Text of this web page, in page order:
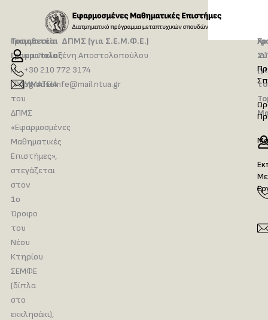
Τοποθεσία
Γραμματείας
Η
ΓΡΑΜΜΑΤΕΙΑ
του
ΔΠΜΣ
«Εφαρμοσμένες
Μαθηματικές
Επιστήμες»,
στεγάζεται
στον
1ο
Όροφο
του
Νέου
Κτηρίου
ΣΕΜΦΕ
(δίπλα
στο
εκκλησάκι),
Γραμματεία ΔΠΜΣ (για Σ.Ε.Μ.Φ.Ε.)
κ.α. Πολυξένη Αποστολοπούλου
+30 210 772 3174
pgradsemfe@mail.ntua.gr